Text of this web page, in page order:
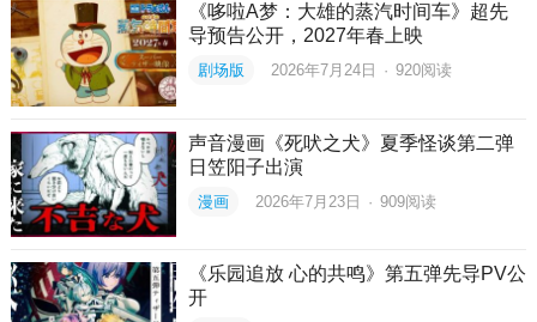
《哆啦A梦：大雄的蒸汽时间车》超先
导预告公开，2027年春上映
剧场版 2026年7月24日 · 920阅读
声音漫画《死吠之犬》夏季怪谈第二弹
日笠阳子出演
漫画 2026年7月23日 · 909阅读
《乐园追放 心的共鸣》第五弹先导PV公
开